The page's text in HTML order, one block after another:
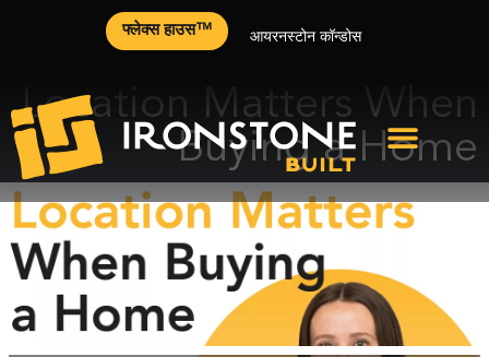
फ्लेक्स हाउस™ आयरनस्टोन कॉन्डोस
Location Matters When
Buying a Home